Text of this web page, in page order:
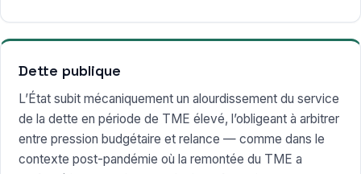
Dette publique
L’État subit mécaniquement un alourdissement du service
de la dette en période de TME élevé, l’obligeant à arbitrer
entre pression budgétaire et relance — comme dans le
contexte post-pandémie où la remontée du TME a